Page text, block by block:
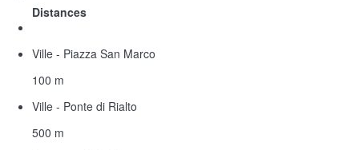
Distances
Ville - Piazza San Marco
100 m
Ville - Ponte di Rialto
500 m